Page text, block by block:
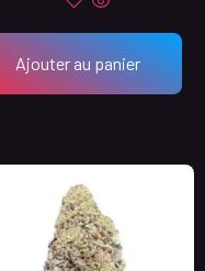
Ajouter au panier